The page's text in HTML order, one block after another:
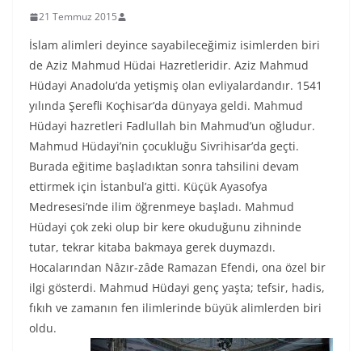
21 Temmuz 2015
İslam alimleri deyince sayabileceğimiz isimlerden biri
de Aziz Mahmud Hüdai Hazretleridir. Aziz Mahmud
Hüdayi Anadolu’da yetişmiş olan evliyalardandır. 1541
yılında Şerefli Koçhisar’da dünyaya geldi. Mahmud
Hüdayi hazretleri Fadlullah bin Mahmud’un oğludur.
Mahmud Hüdayi’nin çocukluğu Sivrihisar’da geçti.
Burada eğitime başladıktan sonra tahsilini devam
ettirmek için İstanbul’a gitti. Küçük Ayasofya
Medresesi’nde ilim öğrenmeye başladı. Mahmud
Hüdayi çok zeki olup bir kere okuduğunu zihninde
tutar, tekrar kitaba bakmaya gerek duymazdı.
Hocalarından Nâzır-zâde Ramazan Efendi, ona özel bir
ilgi gösterdi. Mahmud Hüdayi genç yaşta; tefsir, hadis,
fıkıh ve zamanın fen ilimlerinde büyük alimlerden biri
oldu.